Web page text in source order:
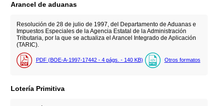
Arancel de aduanas
Resolución de 28 de julio de 1997, del Departamento de Aduanas e
Impuestos Especiales de la Agencia Estatal de la Administración
Tributaria, por la que se actualiza el Arancel Integrado de Aplicación
(TARIC).
PDF (BOE-A-1997-17442 - 4 págs. - 140 KB) Otros formatos
Lotería Primitiva